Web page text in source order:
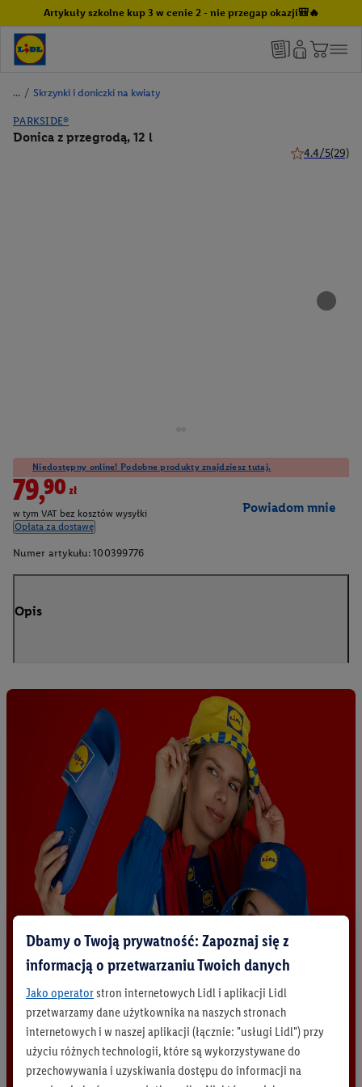
Artykuły szkolne kup 3 w cenie 2 - nie przegap okazji🎒🔥
/ Skrzynki i doniczki na kwiaty
PARKSIDE®
Donica z przegrodą, 12 l
4.4/5(29)
Niedostępny online! Podobne produkty znajdziesz tutaj.
79,90zł
w tym VAT bez kosztów wysyłki
Opłata za dostawę
Powiadom mnie
Numer artykułu: 100399776
Opis
Dbamy o Twoją prywatność: Zapoznaj się z
informacją o przetwarzaniu Twoich danych
Jako operatorstron internetowych Lidl i aplikacji Lidl
przetwarzamy dane użytkownika na naszych stronach
internetowych i w naszej aplikacji (łącznie: "usługi Lidl") przy
użyciu różnych technologii, które są wykorzystywane do
przechowywania i uzyskiwania dostępu do informacji na